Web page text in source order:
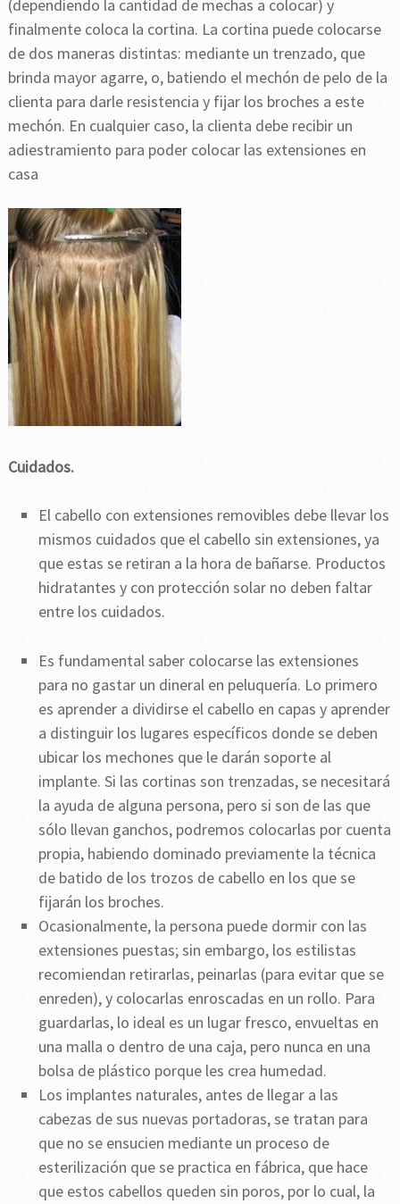
(dependiendo la cantidad de mechas a colocar) y
finalmente coloca la cortina. La cortina puede colocarse
de dos maneras distintas: mediante un trenzado, que
brinda mayor agarre, o, batiendo el mechón de pelo de la
clienta para darle resistencia y fijar los broches a este
mechón. En cualquier caso, la clienta debe recibir un
adiestramiento para poder colocar las extensiones en
casa
Cuidados.
El cabello con extensiones removibles debe llevar los
mismos cuidados que el cabello sin extensiones, ya
que estas se retiran a la hora de bañarse. Productos
hidratantes y con protección solar no deben faltar
entre los cuidados.
Es fundamental saber colocarse las extensiones
para no gastar un dineral en peluquería. Lo primero
es aprender a dividirse el cabello en capas y aprender
a distinguir los lugares específicos donde se deben
ubicar los mechones que le darán soporte al
implante. Si las cortinas son trenzadas, se necesitará
la ayuda de alguna persona, pero si son de las que
sólo llevan ganchos, podremos colocarlas por cuenta
propia, habiendo dominado previamente la técnica
de batido de los trozos de cabello en los que se
fijarán los broches.
Ocasionalmente, la persona puede dormir con las
extensiones puestas; sin embargo, los estilistas
recomiendan retirarlas, peinarlas (para evitar que se
enreden), y colocarlas enroscadas en un rollo. Para
guardarlas, lo ideal es un lugar fresco, envueltas en
una malla o dentro de una caja, pero nunca en una
bolsa de plástico porque les crea humedad.
Los implantes naturales, antes de llegar a las
cabezas de sus nuevas portadoras, se tratan para
que no se ensucien mediante un proceso de
esterilización que se practica en fábrica, que hace
que estos cabellos queden sin poros, por lo cual, la